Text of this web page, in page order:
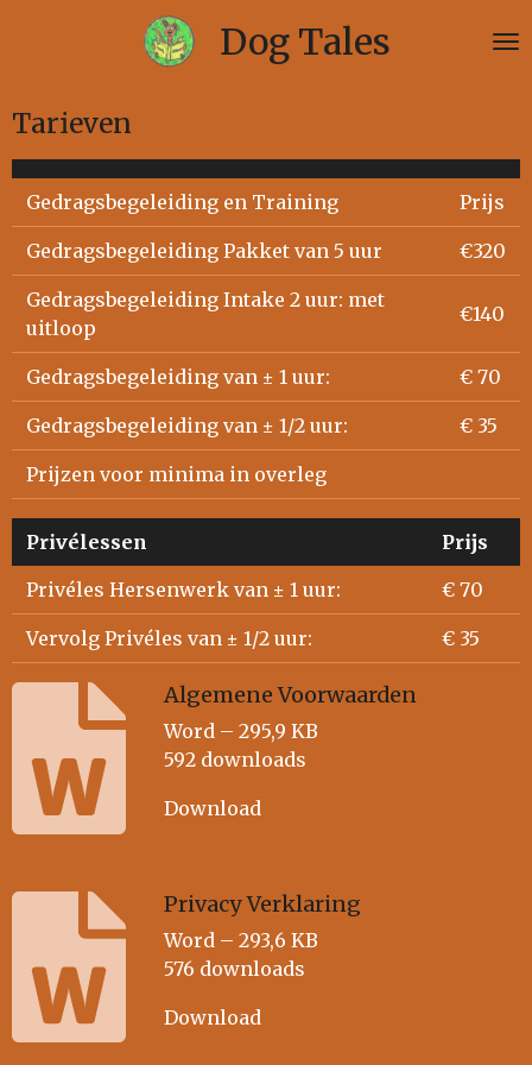
de
hoofdinhoud
Dog Tales
Tarieven
Gedragsbegeleiding en Training Prijs
Gedragsbegeleiding Pakket van 5 uur €320
Gedragsbegeleiding Intake 2 uur: met
uitloop
€140
Gedragsbegeleiding van ± 1 uur: € 70
Gedragsbegeleiding van ± 1/2 uur: € 35
Prijzen voor minima in overleg
Privélessen
Prijs
Privéles Hersenwerk van ± 1 uur:
€ 70
Vervolg Privéles van ± 1/2 uur: € 35
Algemene Voorwaarden
Word – 295,9 KB
592 downloads
Download
Privacy Verklaring
Word – 293,6 KB
576 downloads
Download